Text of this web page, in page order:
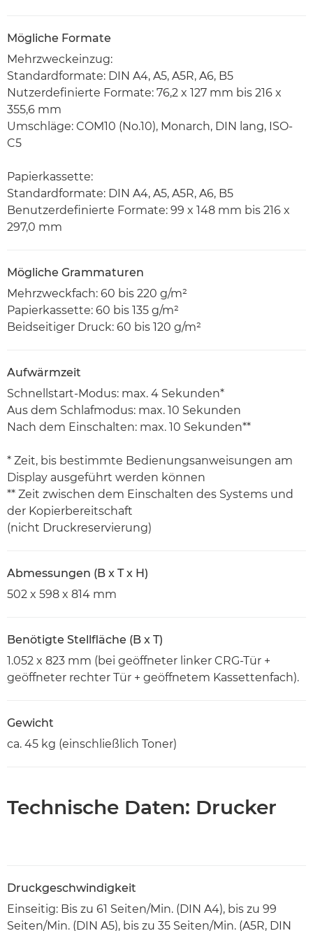
Mögliche Formate
Mehrzweckeinzug:
Standardformate: DIN A4, A5, A5R, A6, B5
Nutzerdefinierte Formate: 76,2 x 127 mm bis 216 x
355,6 mm
Umschläge: COM10 (No.10), Monarch, DIN lang, ISO-
C5
Papierkassette:
Standardformate: DIN A4, A5, A5R, A6, B5
Benutzerdefinierte Formate: 99 x 148 mm bis 216 x
297,0 mm
Mögliche Grammaturen
Mehrzweckfach: 60 bis 220 g/m²
Papierkassette: 60 bis 135 g/m²
Beidseitiger Druck: 60 bis 120 g/m²
Aufwärmzeit
Schnellstart-Modus: max. 4 Sekunden*
Aus dem Schlafmodus: max. 10 Sekunden
Nach dem Einschalten: max. 10 Sekunden**
* Zeit, bis bestimmte Bedienungsanweisungen am
Display ausgeführt werden können
** Zeit zwischen dem Einschalten des Systems und
der Kopierbereitschaft
(nicht Druckreservierung)
Abmessungen (B x T x H)
502 x 598 x 814 mm
Benötigte Stellfläche (B x T)
1.052 x 823 mm (bei geöffneter linker CRG-Tür +
geöffneter rechter Tür + geöffnetem Kassettenfach).
Gewicht
ca. 45 kg (einschließlich Toner)
Technische Daten: Drucker
Druckgeschwindigkeit
Einseitig: Bis zu 61 Seiten/Min. (DIN A4), bis zu 99
Seiten/Min. (DIN A5), bis zu 35 Seiten/Min. (A5R, DIN